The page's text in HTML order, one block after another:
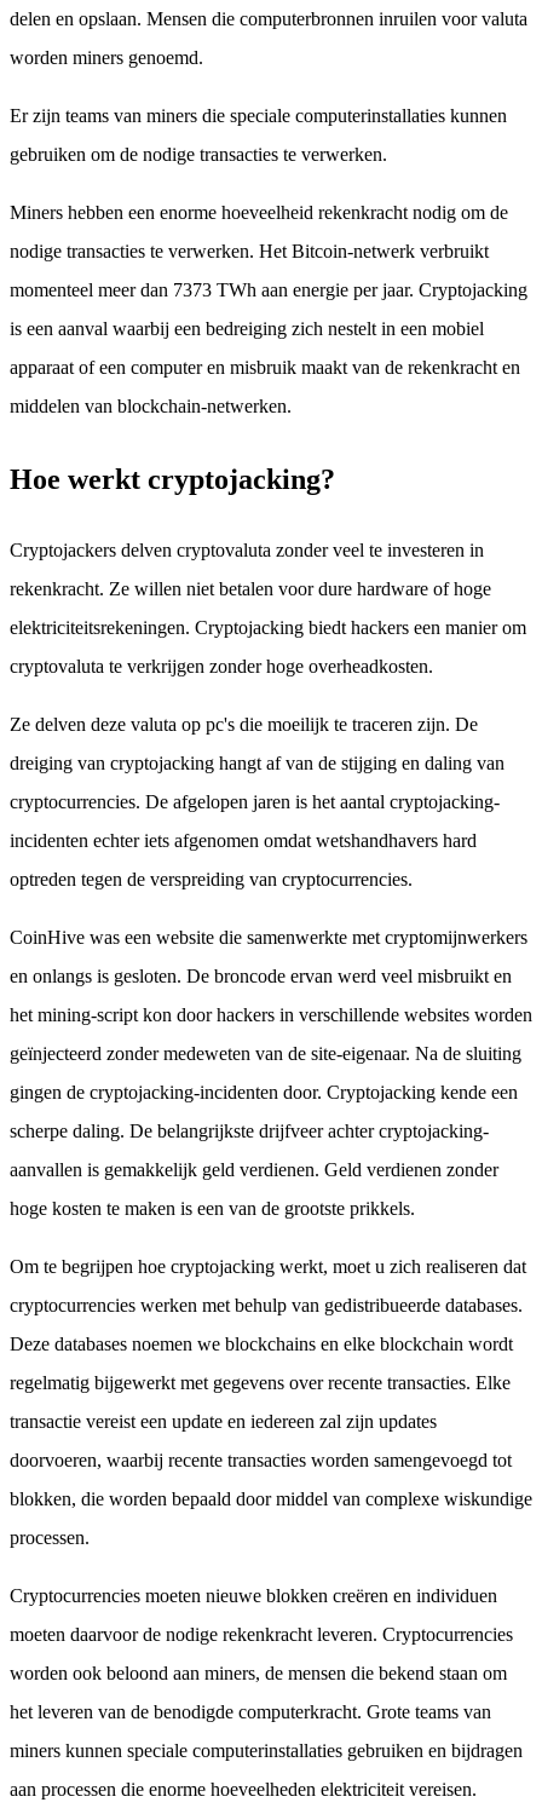
delen en opslaan. Mensen die computerbronnen inruilen voor valuta
worden miners genoemd.
Er zijn teams van miners die speciale computerinstallaties kunnen
gebruiken om de nodige transacties te verwerken.
Miners hebben een enorme hoeveelheid rekenkracht nodig om de
nodige transacties te verwerken. Het Bitcoin-netwerk verbruikt
momenteel meer dan 7373 TWh aan energie per jaar. Cryptojacking
is een aanval waarbij een bedreiging zich nestelt in een mobiel
apparaat of een computer en misbruik maakt van de rekenkracht en
middelen van blockchain-netwerken.
Hoe werkt cryptojacking?
Cryptojackers delven cryptovaluta zonder veel te investeren in
rekenkracht. Ze willen niet betalen voor dure hardware of hoge
elektriciteitsrekeningen. Cryptojacking biedt hackers een manier om
cryptovaluta te verkrijgen zonder hoge overheadkosten.
Ze delven deze valuta op pc's die moeilijk te traceren zijn. De
dreiging van cryptojacking hangt af van de stijging en daling van
cryptocurrencies. De afgelopen jaren is het aantal cryptojacking-
incidenten echter iets afgenomen omdat wetshandhavers hard
optreden tegen de verspreiding van cryptocurrencies.
CoinHive was een website die samenwerkte met cryptomijnwerkers
en onlangs is gesloten. De broncode ervan werd veel misbruikt en
het mining-script kon door hackers in verschillende websites worden
geïnjecteerd zonder medeweten van de site-eigenaar. Na de sluiting
gingen de cryptojacking-incidenten door. Cryptojacking kende een
scherpe daling. De belangrijkste drijfveer achter cryptojacking-
aanvallen is gemakkelijk geld verdienen. Geld verdienen zonder
hoge kosten te maken is een van de grootste prikkels.
Om te begrijpen hoe cryptojacking werkt, moet u zich realiseren dat
cryptocurrencies werken met behulp van gedistribueerde databases.
Deze databases noemen we blockchains en elke blockchain wordt
regelmatig bijgewerkt met gegevens over recente transacties. Elke
transactie vereist een update en iedereen zal zijn updates
doorvoeren, waarbij recente transacties worden samengevoegd tot
blokken, die worden bepaald door middel van complexe wiskundige
processen.
Cryptocurrencies moeten nieuwe blokken creëren en individuen
moeten daarvoor de nodige rekenkracht leveren. Cryptocurrencies
worden ook beloond aan miners, de mensen die bekend staan om
het leveren van de benodigde computerkracht. Grote teams van
miners kunnen speciale computerinstallaties gebruiken en bijdragen
aan processen die enorme hoeveelheden elektriciteit vereisen.